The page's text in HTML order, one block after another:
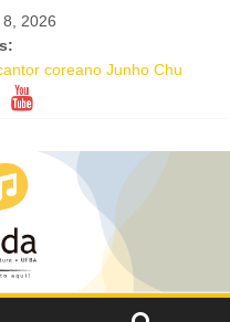
2026
coreano Junho Chu
semana da Festa de Santa
com seu “Manifesto
do Coral Ecumênico
em homenagem ao dia do